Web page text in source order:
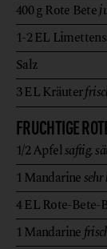
400gRote Bete
1-2EL
Salz
3ELKräuter
FRUCHTIGE
1/2Apfelsaftig,
1 Mandarine
4ELRote-Bete-
1 Mandarine